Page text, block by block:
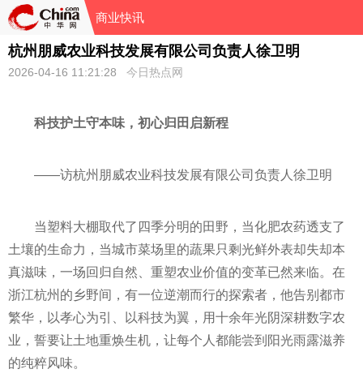
商业快讯
杭州朋威农业科技发展有限公司负责人徐卫明
2026-04-16 11:21:28 今日热点网
科技护土守本味，初心归田启新程
——访杭州朋威农业科技发展有限公司负责人徐卫明
当塑料大棚取代了四季分明的田野，当化肥农药透支了
土壤的生命力，当城市菜场里的蔬果只剩光鲜外表却失却本
真滋味，一场回归自然、重塑农业价值的变革已然来临。在
浙江杭州的乡野间，有一位逆潮而行的探索者，他告别都市
繁华，以孝心为引、以科技为翼，用十余年光阴深耕数字农
业，誓要让土地重焕生机，让每个人都能尝到阳光雨露滋养
的纯粹风味。